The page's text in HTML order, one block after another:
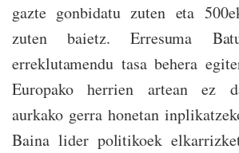
gazte gonbidatu zuten eta
zuten baietz. Erresuma
erreklutamendu tasa behera
Europako herrien artean ez
aurkako gerra honetan
Baina lider politikoek